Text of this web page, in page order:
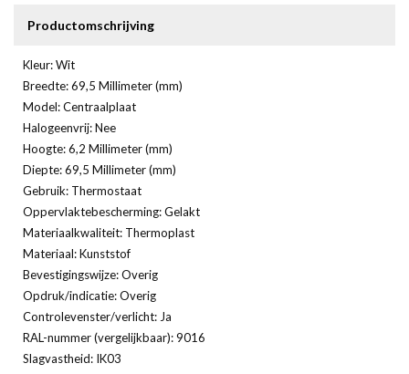
Productomschrijving
Kleur: Wit
Breedte: 69,5 Millimeter (mm)
Model: Centraalplaat
Halogeenvrij: Nee
Hoogte: 6,2 Millimeter (mm)
Diepte: 69,5 Millimeter (mm)
Gebruik: Thermostaat
Oppervlaktebescherming: Gelakt
Materiaalkwaliteit: Thermoplast
Materiaal: Kunststof
Bevestigingswijze: Overig
Opdruk/indicatie: Overig
Controlevenster/verlicht: Ja
RAL-nummer (vergelijkbaar): 9016
Slagvastheid: IK03